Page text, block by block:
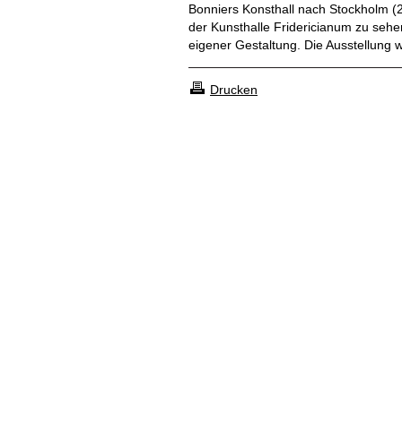
Bonniers Konsthall nach Stockholm
der Kunsthalle Fridericianum zu
eigener Gestaltung. Die Ausstellung
Drucken